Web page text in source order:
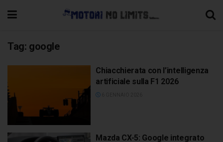
Tag: google
Chiacchierata con l’intelligenza
artificiale sulla F1 2026
Mazda CX-5: Google integrato